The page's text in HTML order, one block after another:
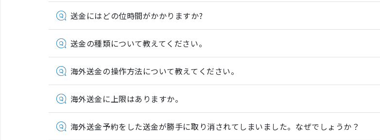
送金にはどの位時間がかかりますか?
送金の種類について教えてください。
海外送金の操作方法について教えてください。
海外送金に上限はありますか。
海外送金予約をした送金が勝手に取り消されてしまいました。なぜでしょうか？